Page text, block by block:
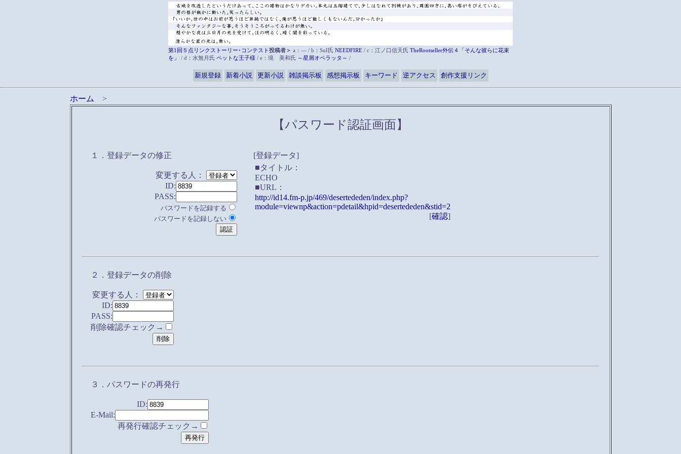
第1回５点リンクストーリー･コンテスト投稿者＞ a：― / b：SuI氏 NEEDFIRE / c：江ノ口信天氏 TheRootseller外伝４「そんな彼らに花束
を」
/ d：水無月氏 ペットな王子様 / e：境 美和氏 ～星屑オペラッタ～ /
新規登録 新着小説 更新小説 雑談掲示板 感想掲示板 キーワード 逆アクセス 創作支援リンク
ホーム >
【パスワード認証画面】
１．登録データの修正
変更する人：
ID:
PASS:
パスワードを記録する
パスワードを記録しない
[登録データ]
■タイトル：
ECHO
■URL：
http://id14.fm-p.jp/469/desertededen/index.php?
module=viewnp&action=pdetail&hpid=desertededen&stid=2
[確認]
２．登録データの削除
変更する人：
ID:
PASS:
削除確認チェック→
３．パスワードの再発行
ID:
E-Mail:
再発行確認チェック→